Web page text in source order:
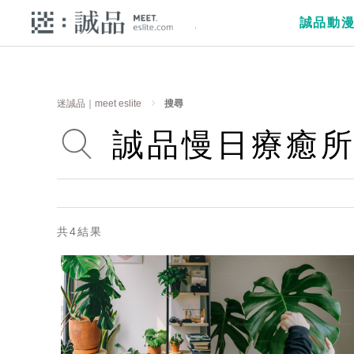
誠品動
迷誠品｜meet eslite 搜尋
共4結果